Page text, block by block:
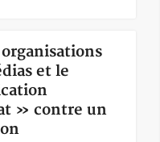
et le
» contre un